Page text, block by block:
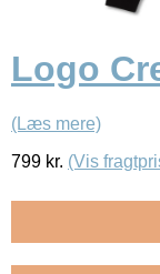
Logo
(Læs mere)
799 kr. (Vis